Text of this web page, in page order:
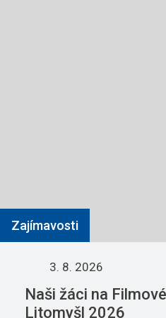
Zajímavosti
3. 8. 2026
Naši žáci na
Litomyšl 2026